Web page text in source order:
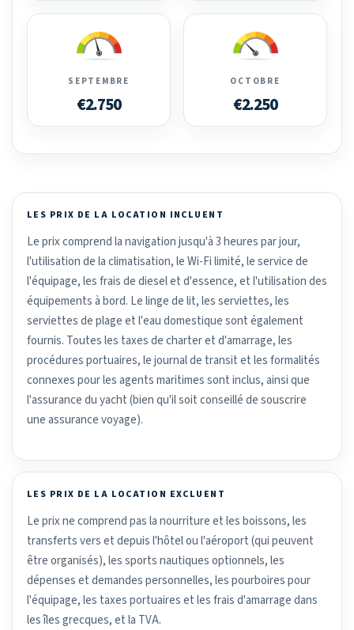
SEPTEMBRE
€2.750
OCTOBRE
€2.250
LES PRIX DE LA LOCATION INCLUENT
Le prix comprend la navigation jusqu'à 3 heures par jour,
l'utilisation de la climatisation, le Wi-Fi limité, le service de
l'équipage, les frais de diesel et d'essence, et l'utilisation des
équipements à bord. Le linge de lit, les serviettes, les
serviettes de plage et l'eau domestique sont également
fournis. Toutes les taxes de charter et d'amarrage, les
procédures portuaires, le journal de transit et les formalités
connexes pour les agents maritimes sont inclus, ainsi que
l'assurance du yacht (bien qu'il soit conseillé de souscrire
une assurance voyage).
LES PRIX DE LA LOCATION EXCLUENT
Le prix ne comprend pas la nourriture et les boissons, les
transferts vers et depuis l'hôtel ou l'aéroport (qui peuvent
être organisés), les sports nautiques optionnels, les
dépenses et demandes personnelles, les pourboires pour
l'équipage, les taxes portuaires et les frais d'amarrage dans
les îles grecques, et la TVA.